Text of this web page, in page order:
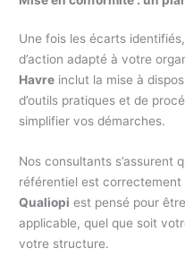
Une fois les écarts
d’action adapté à votre
Havre inclut la mise à
d’outils pratiques et de
simplifier vos démarches.
Nos consultants s’assurent
référentiel est
Qualiopi est pensé pour
applicable, quel que soit
votre structure.